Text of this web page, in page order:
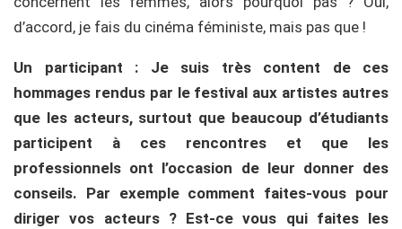
d’accord, je fais du cinéma féministe, mais pas que !
Un participant : Je suis très content de ces
hommages rendus par le festival aux artistes autres
que les acteurs, surtout que beaucoup d’étudiants
participent à ces rencontres et que les
professionnels ont l’occasion de leur donner des
conseils. Par exemple comment faites-vous pour
diriger vos acteurs ? Est-ce vous qui faites les